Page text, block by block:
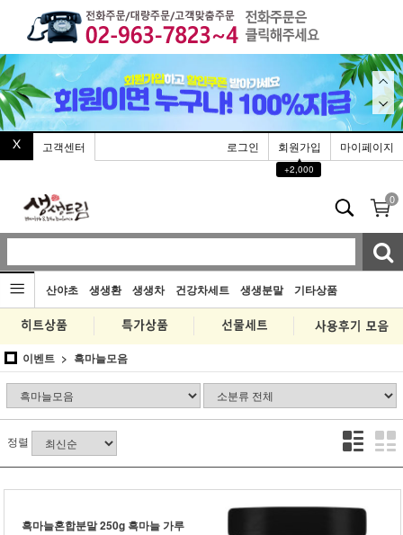
고객센터 로그인 회원가입
▲
+2,000
마이페이지
0
산야초 생생환 생생차 건강차세트 생생분말 기타상품
이벤트 흑마늘모음
정렬
흑마늘혼합분말 250g 흑마늘 가루